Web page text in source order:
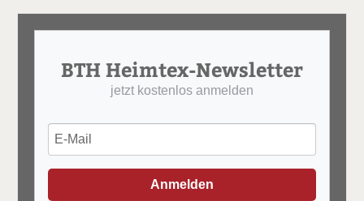
BTH Heimtex-Newsletter
jetzt kostenlos anmelden
Anmelden